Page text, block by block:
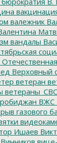
валежник
вандалы
Верховный
ветеран
ВЖС
газового
Ишаев